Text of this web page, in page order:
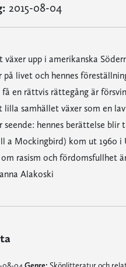
2015-08-04
växer upp i amerikanska
på livet och hennes
få en rättvis rättegång är
samhället växer som en
hennes berättelse blir
a Mockingbird) kom ut 1960
rasism och fördomsfullhet
Alakoski